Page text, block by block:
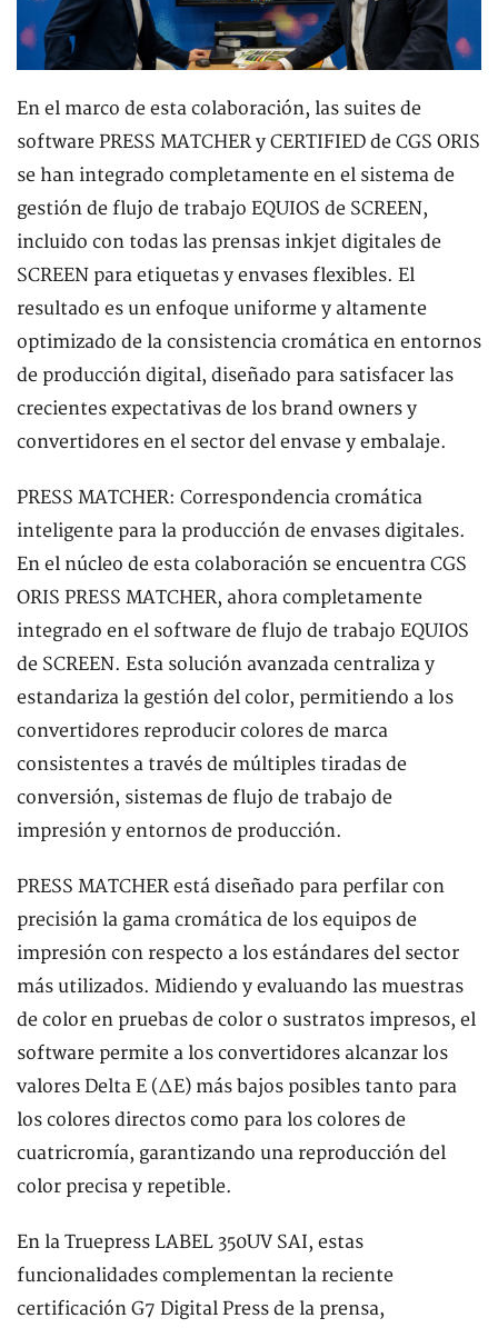
En el marco de esta colaboración, las suites de
software PRESS MATCHER y CERTIFIED de CGS ORIS
se han integrado completamente en el sistema de
gestión de flujo de trabajo EQUIOS de SCREEN,
incluido con todas las prensas inkjet digitales de
SCREEN para etiquetas y envases flexibles. El
resultado es un enfoque uniforme y altamente
optimizado de la consistencia cromática en entornos
de producción digital, diseñado para satisfacer las
crecientes expectativas de los brand owners y
convertidores en el sector del envase y embalaje.
PRESS MATCHER: Correspondencia cromática
inteligente para la producción de envases digitales.
En el núcleo de esta colaboración se encuentra CGS
ORIS PRESS MATCHER, ahora completamente
integrado en el software de flujo de trabajo EQUIOS
de SCREEN. Esta solución avanzada centraliza y
estandariza la gestión del color, permitiendo a los
convertidores reproducir colores de marca
consistentes a través de múltiples tiradas de
conversión, sistemas de flujo de trabajo de
impresión y entornos de producción.
PRESS MATCHER está diseñado para perfilar con
precisión la gama cromática de los equipos de
impresión con respecto a los estándares del sector
más utilizados. Midiendo y evaluando las muestras
de color en pruebas de color o sustratos impresos, el
software permite a los convertidores alcanzar los
valores Delta E (ΔE) más bajos posibles tanto para
los colores directos como para los colores de
cuatricromía, garantizando una reproducción del
color precisa y repetible.
En la Truepress LABEL 350UV SAI, estas
funcionalidades complementan la reciente
certificación G7 Digital Press de la prensa,